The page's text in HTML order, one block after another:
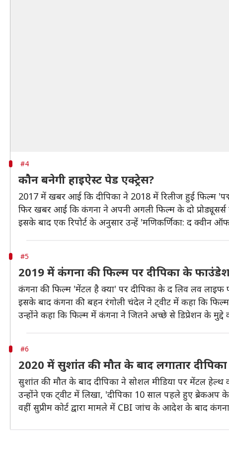
#4
कौन बनेगी हाइऐस्ट पेड एक्ट्रेस?
2017 में खबर आई कि दीपिका ने 2018 में रिलीज हुई फिल्म
फिर खबर आई कि कंगना ने अपनी अगली फिल्म के दो प्रोड्यूसर्स
इसके बाद एक रिपोर्ट के अनुसार उन्हें 'मणिकर्णिका: द क्वीन
#5
2019 में कंगना की फिल्म पर दीपिका के
कंगना की फिल्म 'मेंटल है क्या' पर दीपिका के द लिव लव
इसके बाद कंगना की बहन रंगोली चंदेल ने ट्वीट में कहा कि
उन्होंने कहा कि फिल्म में कंगना ने जितने अच्छे से डिप्रेशन के
#6
2020 में सुशांत की मौत के बाद लगातार
सुशांत की मौत के बाद दीपिका ने सोशल मीडिया पर मेंटल
उन्होंने एक ट्वीट में लिखा, 'दीपिका 10 साल पहले हुए ब्रेकअप
वहीं सुप्रीम कोर्ट द्वारा मामले में CBI जांच के आदेश के बाद